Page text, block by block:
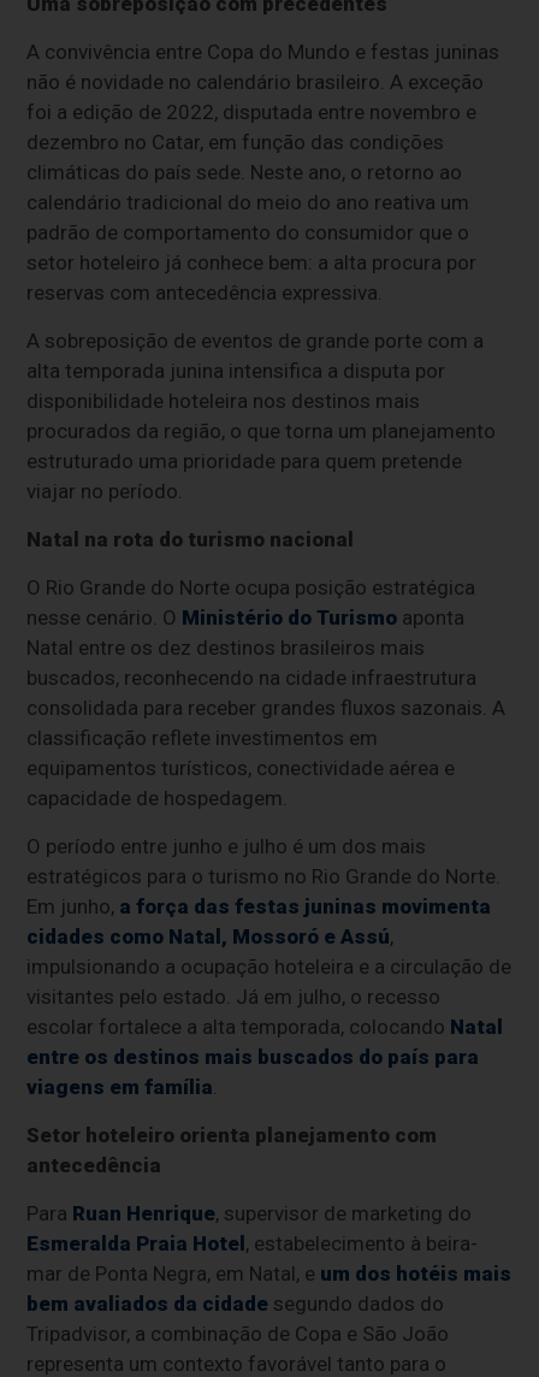
A convivência entre Copa do Mundo e festas juninas
não é novidade no calendário brasileiro. A exceção
foi a edição de 2022, disputada entre novembro e
dezembro no Catar, em função das condições
climáticas do país sede. Neste ano, o retorno ao
calendário tradicional do meio do ano reativa um
padrão de comportamento do consumidor que o
setor hoteleiro já conhece bem: a alta procura por
reservas com antecedência expressiva.
A sobreposição de eventos de grande porte com a
alta temporada junina intensifica a disputa por
disponibilidade hoteleira nos destinos mais
procurados da região, o que torna um planejamento
estruturado uma prioridade para quem pretende
viajar no período.
Natal na rota do turismo nacional
O Rio Grande do Norte ocupa posição estratégica
nesse cenário. O Ministério do Turismo aponta
Natal entre os dez destinos brasileiros mais
buscados, reconhecendo na cidade infraestrutura
consolidada para receber grandes fluxos sazonais. A
classificação reflete investimentos em
equipamentos turísticos, conectividade aérea e
capacidade de hospedagem.
O período entre junho e julho é um dos mais
estratégicos para o turismo no Rio Grande do Norte.
Em junho, a força das festas juninas movimenta
cidades como Natal, Mossoró e Assú,
impulsionando a ocupação hoteleira e a circulação de
visitantes pelo estado. Já em julho, o recesso
escolar fortalece a alta temporada, colocando Natal
entre os destinos mais buscados do país para
viagens em família
Setor hoteleiro orienta planejamento com
antecedência
Para Ruan Henrique, supervisor de marketing do
Esmeralda Praia Hotel, estabelecimento à beira-
mar de Ponta Negra, em Natal, e um dos hotéis mais
bem avaliados da cidade segundo dados do
Tripadvisor, a combinação de Copa e São João
representa um contexto favorável tanto para o